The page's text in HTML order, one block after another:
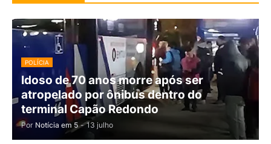
POLÍCIA
Idoso de 70 anos morre após ser
atropelado por ônibus dentro do
terminal Capão Redondo
Por Notícia em 5 - 13 julho